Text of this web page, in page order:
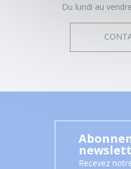
Du lundi au
Recevez